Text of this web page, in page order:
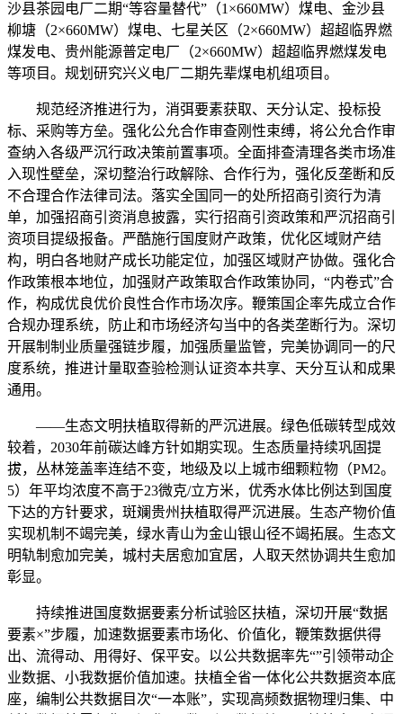
沙县茶园电厂二期“等容量替代”（1×660MW）煤电、金沙县
柳塘（2×660MW）煤电、七星关区（2×660MW）超超临界燃
煤发电、贵州能源普定电厂（2×660MW）超超临界燃煤发电
等项目。规划研究兴义电厂二期先辈煤电机组项目。
规范经济推进行为，消弭要素获取、天分认定、投标投
标、采购等方垒。强化公允合作审查刚性束缚，将公允合作审
查纳入各级严沉行政决策前置事项。全面排查清理各类市场准
入现性壁垒，深切整治行政解除、合作行为，强化反垄断和反
不合理合作法律司法。落实全国同一的处所招商引资行为清
单，加强招商引资消息披露，实行招商引资政策和严沉招商引
资项目提级报备。严酷施行国度财产政策，优化区域财产结
构，明白各地财产成长功能定位，加强区域财产协做。强化合
作政策根本地位，加强财产政策取合作政策协同，“内卷式”合
作，构成优良优价良性合作市场次序。鞭策国企率先成立合作
合规办理系统，防止和市场经济勾当中的各类垄断行为。深切
开展制制业质量强链步履，加强质量监管，完美协调同一的尺
度系统，推进计量取查验检测认证资本共享、天分互认和成果
通用。
——生态文明扶植取得新的严沉进展。绿色低碳转型成效
较着，2030年前碳达峰方针如期实现。生态质量持续巩固提
拔，丛林笼盖率连结不变，地级及以上城市细颗粒物（PM2。
5）年平均浓度不高于23微克/立方米，优秀水体比例达到国度
下达的方针要求，斑斓贵州扶植取得严沉进展。生态产物价值
实现机制不竭完美，绿水青山为金山银山径不竭拓展。生态文
明轨制愈加完美，城村夫居愈加宜居，人取天然协调共生愈加
彰显。
持续推进国度数据要素分析试验区扶植，深切开展“数据
要素×”步履，加速数据要素市场化、价值化，鞭策数据供得
出、流得动、用得好、保平安。以公共数据率先“”引领带动企
业数据、小我数据价值加速。扶植全省一体化公共数据资本底
座，编制公共数据目次“一本账”，实现高频数据物理归集、中